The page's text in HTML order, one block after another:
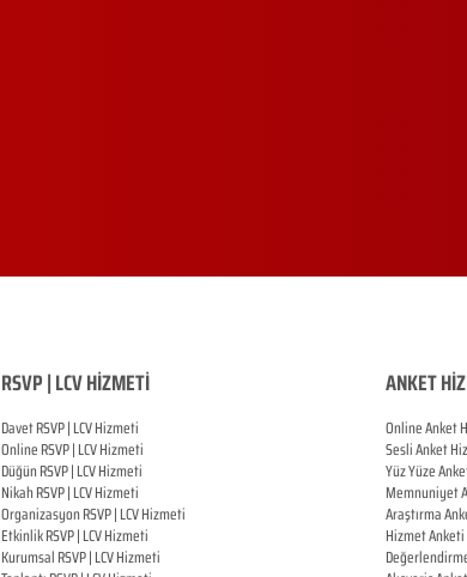
RSVP | LCV HİZMETİ
Davet RSVP | LCV Hizmeti
OnlineRSVP |LCV Hizmeti
DüğünRSVP |LCV Hizmeti
NikahRSVP |LCV Hizmeti
OrganizasyonRSVP |LCV Hizmeti
EtkinlikRSVP |LCV Hizmeti
KurumsalRSVP |LCV Hizmeti
ANKET
Online Anket
Sesli Anket
Yüz Yüze
Memnuniyet
Araştırma
Hizmet Anketi